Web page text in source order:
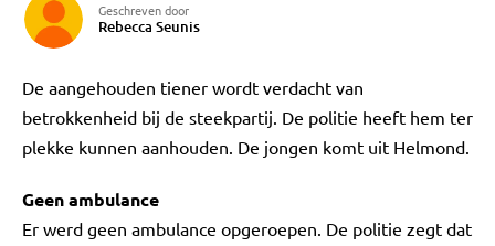
Geschreven door
Rebecca Seunis
De aangehouden tiener wordt verdacht van
betrokkenheid bij de steekpartij. De politie heeft hem ter
plekke kunnen aanhouden. De jongen komt uit Helmond.
Geen ambulance
Er werd geen ambulance opgeroepen. De politie zegt dat